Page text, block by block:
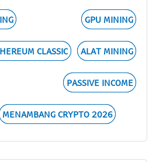
GPU MINING
CLASSIC ALAT MINING
PASSIVE INCOME
MENAMBANG CRYPTO 2026